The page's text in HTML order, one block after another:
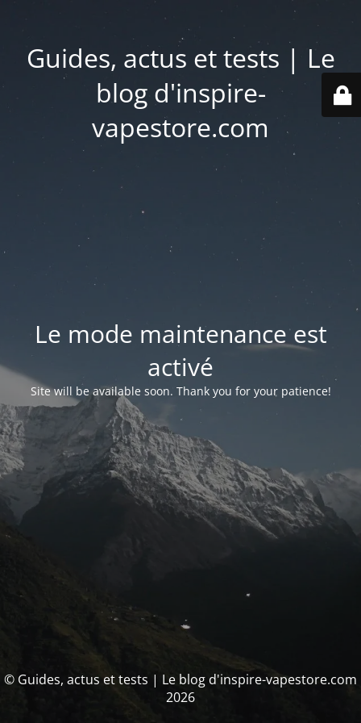
Guides, actus et tests | Le
blog d'inspire-
vapestore.com
Le mode maintenance est
activé
Site will be available soon. Thank you for your patience!
© Guides, actus et tests | Le blog d'inspire-vapestore.com
2026